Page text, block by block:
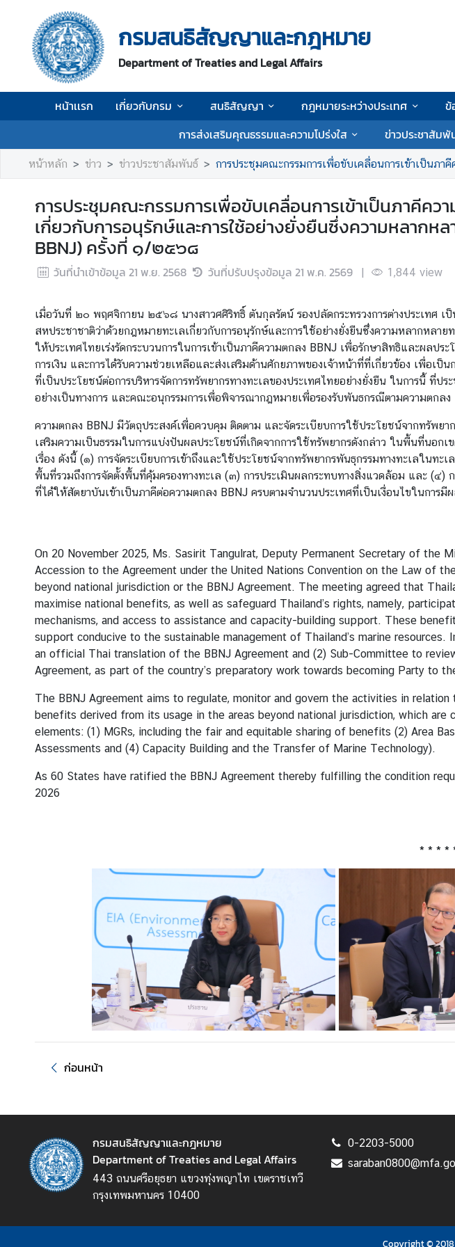
กรมสนธิสัญญาและกฎหมาย
Department of Treaties and Legal Affairs
หน้าเเรก เกี่ยวกับกรม สนธิสัญญา กฎหมายระหว่างประเทศ ข้
การส่งเสริมคุณธรรมและความโปร่งใส
ข่าวประชาสัมพั
ห
น้
เ
ก
ย
ว
กั
บ
ก
ม
ส
น
ธิ
สั
ญ
ญ
า
ก
ม
า
ย
ร
ะ
ห
ว่
า
ป
ร
ะ
เ
ศ
า
เ
เ
หน้าหลัก ข่าว ข่าวประชาสัมพันธ์ การประชุมคณะกรรมการเพื่อขับเคลื่อนการเข้าเป็นภาคีความตกลงภายใต้อนุสัญญาสหปร
การประชุมคณะกรรมการเพื่อขับเคลื่อนการเข้าเป็นภาคี
เกี่ยวกับการอนุรักษ์และการใช้อย่างยั่งยืนซึ่งความหลากห
BBNJ) ครั้งที่ ๑/๒๕๖๘
วันที่นำเข้าข้อมูล 21 พ.ย. 2568 วันที่ปรับปรุงข้อมูล 21 พ.ค. 2569 | 1,844 view
เมื่อวันที่ ๒๐ พฤศจิกายน ๒๕๖๘ นางสาวศศิริทธิ์ ตันกุลรัตน์ รองปลัดกระทรวงการต่างประเทศ
สหประชาชาติว่าด้วยกฎหมายทะเลเกี่ยวกับการอนุรักษ์และการใช้อย่างยั่งยืนซึ่งความหลากหล
ให้ประเทศไทยเร่งรัดกระบวนการในการเข้าเป็นภาคีความตกลง BBNJ เพื่อรักษาสิทธิและผล
การเงิน และการได้รับความช่วยเหลือและส่งเสริมด้านศักยภาพของเจ้าหน้าที่ที่เกี่ยวข้อง เพื่อเ
ที่เป็นประโยชน์ต่อการบริหารจัดการทรัพยากรทางทะเลของประเทศไทยอย่างยั่งยืน ในการนี้ ที่
อย่างเป็นทางการ และคณะอนุกรรมการเพื่อพิจารณากฎหมายเพื่อรองรับพันธกรณีตามความตกล
ความตกลง BBNJ มีวัตถุประสงค์เพื่อควบคุม ติดตาม และจัดระเบียบการใช้ประโยชน์จากทรัพย
เสริมความเป็นธรรมในการแบ่งปันผลประโยชน์ที่เกิดจากการใช้ทรัพยากรดังกล่าว ในพื้นที่นอ
เรื่อง ดังนี้ (๑) การจัดระเบียบการเข้าถึงและใช้ประโยชน์จากทรัพยากรพันธุกรรมทางทะเลในท
พื้นที่รวมถึงการจัดตั้งพื้นที่คุ้มครองทางทะเล (๓) การประเมินผลกระทบทางสิ่งแวดล้อม และ (๔)
ที่ได้ให้สัตยาบันเข้าเป็นภาคีต่อความตกลง BBNJ ครบตามจำนวนประเทศที่เป็นเงื่อนไขในก
On 20 November 2025, Ms. Sasirit Tangulrat, Deputy Permanent Secretary of
Accession to the Agreement under the United Nations Convention on the Law of
beyond national jurisdiction or the BBNJ Agreement. The meeting agreed that
maximise national benefits, as well as safeguard Thailand’s rights, namely,
mechanisms, and access to assistance and capacity-building support. These
support conducive to the sustainable management of Thailand’s marine
an official Thai translation of the BBNJ Agreement and (2) Sub-Committee to
Agreement, as part of the country’s preparatory work towards becoming Party to
The BBNJ Agreement aims to regulate, monitor and govern the activities in
benefits derived from its usage in the areas beyond national jurisdiction, which
elements: (1) MGRs, including the fair and equitable sharing of benefits (2) Area
Assessments and (4) Capacity Building and the Transfer of Marine Technology).
As 60 States have ratified the BBNJ Agreement thereby fulfilling the condition
2026
* * * *
ก่อนหน้า
กรมสนธิสัญญาและกฎหมาย
Department of Treaties and Legal Affairs
443 ถนนศรีอยุธยา แขวงทุ่งพญาไท เขตราชเทวี
กรุงเทพมหานคร 10400
0-2203-5000
Copyright ©